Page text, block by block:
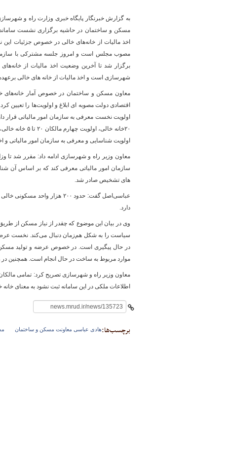
پایگاه خبری وزارت راه و
به گزارش خبرنگار پایگاه خبری وزارت راه و
مسکن و ساختمان در حاشیه برگزاری نشست
اخذ مالیات از خانه‌های خالی در خصوص جزئیات
مصوب مجلس است و امروز جلسه مشترکی با
برگزار شد تا آخرین وضعیت اخذ مالیات از
شهرسازی است و اخذ مالیات از خانه های خالی
معاون مسکن و ساختمان در خصوص آمار خانه‌های
اقتصادی دولت مصوبه ای ابلاغ و اولویت‌ها را تعیین
اولویت شناسایی و معرفی به سازمان امور مالیاتی و
معاون وزیر راه و شهرسازی ادامه داد: مقرر شد تا
سازمان امور مالیاتی معرفی کند که بر اساس آن
های تشخیص صادر شد.
عباسی‌اصل گفت: حدود ۲۰۰
دارد.
وی در بیان این موضوع که چقدر از نیاز مسکن از
سیاست را به شکل هم‌زمان دنبال می‌کند. نخست
در حال پیگیری است. در خصوص عرضه و تولید مسکن
موارد مربوط به ساخت در حال انجام است. همچنین در
معاون وزیر راه و شهرسازی تصریح کرد: تمامی
اطلاعات ملکی در این سامانه ثبت نشود به معنای
برچسب‌ها:هادی عباسی معاونت مسکن و ساختمان